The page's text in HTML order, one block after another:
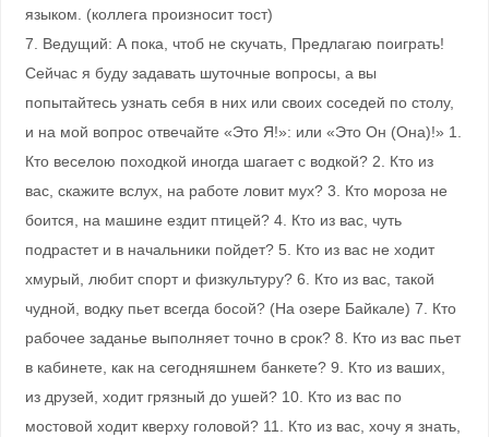
языком. (коллега произносит тост)
7. Ведущий: А пока, чтоб не скучать, Предлагаю поиграть!
Сейчас я буду задавать шуточные вопросы, а вы
попытайтесь узнать себя в них или своих соседей по столу,
и на мой вопрос отвечайте «Это Я!»: или «Это Он (Она)!» 1.
Кто веселою походкой иногда шагает с водкой? 2. Кто из
вас, скажите вслух, на работе ловит мух? 3. Кто мороза не
боится, на машине ездит птицей? 4. Кто из вас, чуть
подрастет и в начальники пойдет? 5. Кто из вас не ходит
хмурый, любит спорт и физкультуру? 6. Кто из вас, такой
чудной, водку пьет всегда босой? (На озере Байкале) 7. Кто
рабочее заданье выполняет точно в срок? 8. Кто из вас пьет
в кабинете, как на сегодняшнем банкете? 9. Кто из ваших,
из друзей, ходит грязный до ушей? 10. Кто из вас по
мостовой ходит кверху головой? 11. Кто из вас, хочу я знать,